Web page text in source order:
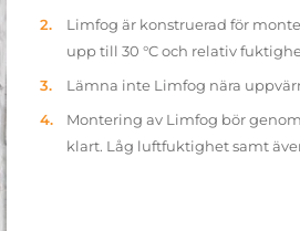
Limfog är konstruerad för
upp till 30 °C och relativ
Lämna inte Limfog nära
Montering av Limfog bör
klart. Låg luftfuktighet samt